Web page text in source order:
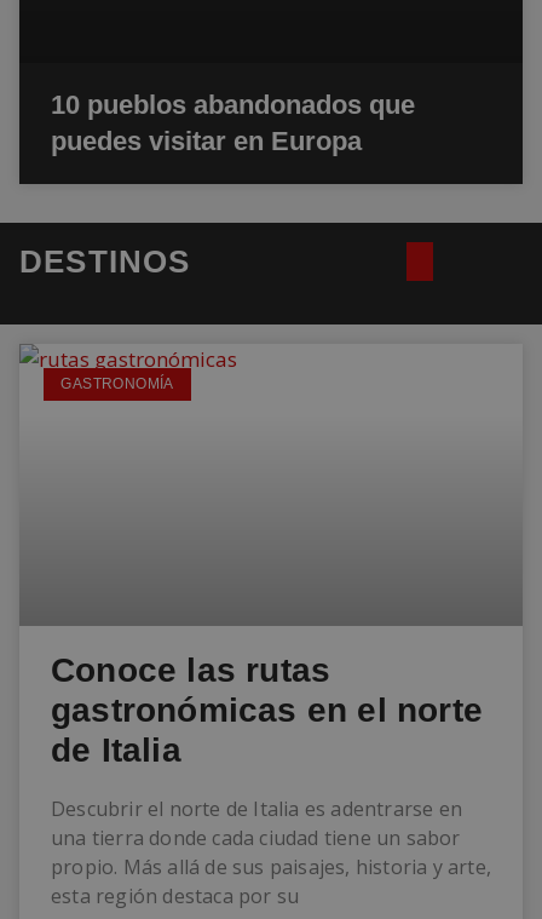
10 pueblos abandonados que
puedes visitar en Europa
DESTINOS
GASTRONOMÍA
Conoce las rutas
gastronómicas en el norte
de Italia
Descubrir el norte de Italia es adentrarse en
una tierra donde cada ciudad tiene un sabor
propio. Más allá de sus paisajes, historia y arte,
esta región destaca por su